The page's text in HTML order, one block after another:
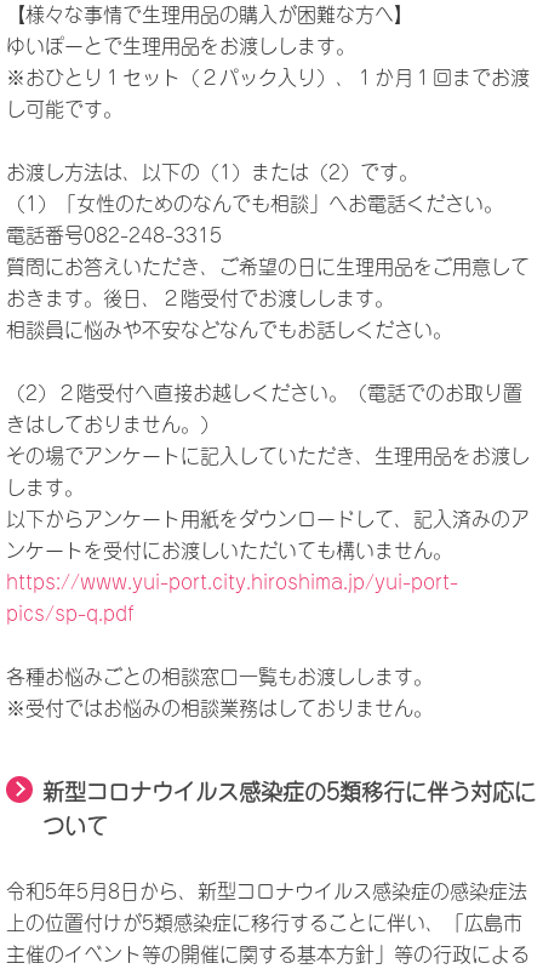
【様々な事情で生理用品の購入が困難な方へ】
ゆいぽーとで生理用品をお渡しします。
※おひとり１セット（２パック入り）、１か月１回までお渡
し可能です。
お渡し方法は、以下の（1）または（2）です。
（1）「女性のためのなんでも相談」へお電話ください。
電話番号082-248-3315
質問にお答えいただき、ご希望の日に生理用品をご用意して
おきます。後日、２階受付でお渡しします。
相談員に悩みや不安などなんでもお話しください。
（2）２階受付へ直接お越しください。（電話でのお取り置
きはしておりません。）
その場でアンケートに記入していただき、生理用品をお渡し
します。
以下からアンケート用紙をダウンロードして、記入済みのア
ンケートを受付にお渡しいただいても構いません。
https://www.yui-port.city.hiroshima.jp/yui-port-
pics/sp-q.pdf
各種お悩みごとの相談窓口一覧もお渡しします。
※受付ではお悩みの相談業務はしておりません。
新型コロナウイルス感染症の5類移行に伴う対応に
ついて
令和5年5月8日から、新型コロナウイルス感染症の感染症法
上の位置付けが5類感染症に移行することに伴い、「広島市
主催のイベント等の開催に関する基本方針」等の行政による